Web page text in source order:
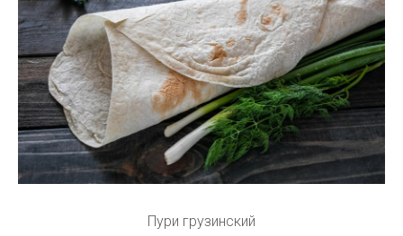
Пури грузинский